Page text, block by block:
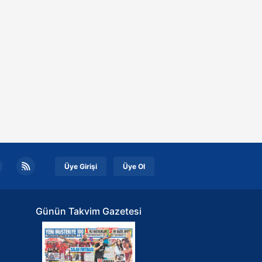
Üye Girişi Üye Ol
Günün Takvim Gazetesi